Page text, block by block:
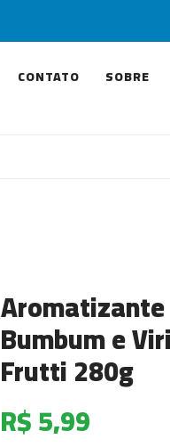
CONTATO SOBRE
Bumbum e
Frutti 280g
R$ 5,99